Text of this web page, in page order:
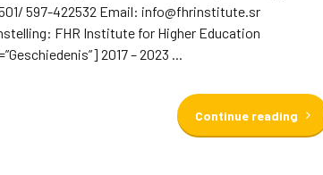
597-422532 Email: info@fhrinstitute.sr
FHR Institute for Higher Education
2017 – 2023 ...
Continue reading